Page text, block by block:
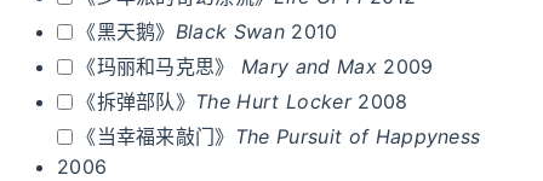
《黑天鹅》 Black Swan 2010
《玛丽和马克思》Mary and Max2009
《拆弹部队》 The Hurt Locker2008
《当幸福来敲门》 The Pursuit of Happyness
2006